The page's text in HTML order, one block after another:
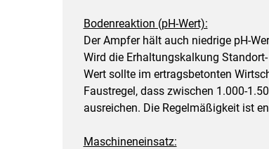
Bodenreaktion (pH-Wert):
Der Ampfer hält auch niedrige pH-
Wird die Erhaltungskalkung
Wert sollte im ertragsbetonten
Faustregel, dass zwischen 1.000-
ausreichen. Die Regelmäßigkeit ist
Maschineneinsatz: